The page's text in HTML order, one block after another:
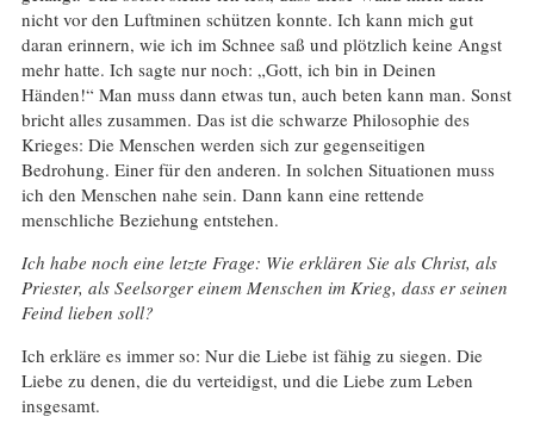
nicht vor den Luftminen schützen konnte. Ich kann mich gut
daran erinnern, wie ich im Schnee saß und plötzlich keine Angst
mehr hatte. Ich sagte nur noch: „Gott, ich bin in Deinen
Händen!“ Man muss dann etwas tun, auch beten kann man. Sonst
bricht alles zusammen. Das ist die schwarze Philosophie des
Krieges: Die Menschen werden sich zur gegenseitigen
Bedrohung. Einer für den anderen. In solchen Situationen muss
ich den Menschen nahe sein. Dann kann eine rettende
menschliche Beziehung entstehen.
Ich habe noch eine letzte Frage: Wie erklären Sie als Christ, als
Priester, als Seelsorger einem Menschen im Krieg, dass er seinen
Feind lieben soll?
Ich erkläre es immer so: Nur die Liebe ist fähig zu siegen. Die
Liebe zu denen, die du verteidigst, und die Liebe zum Leben
insgesamt.